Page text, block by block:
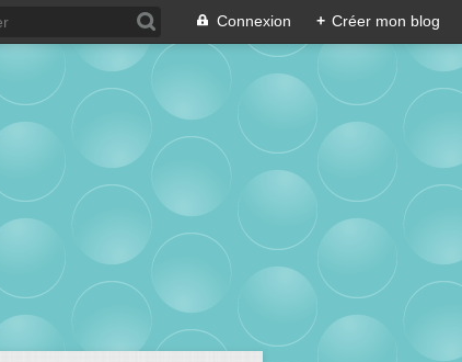
Connexion + Créer mon blog